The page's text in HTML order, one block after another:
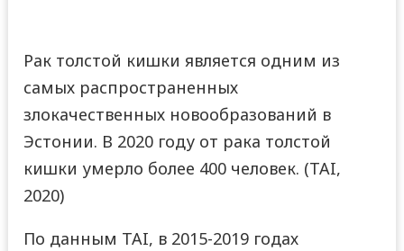
Рак толстой кишки является одним из
самых распространенных
злокачественных новообразований в
Эстонии. В 2020 году от рака толстой
кишки умерло более 400 человек. (TAI,
2020)
По данным TAI, в 2015-2019 годах